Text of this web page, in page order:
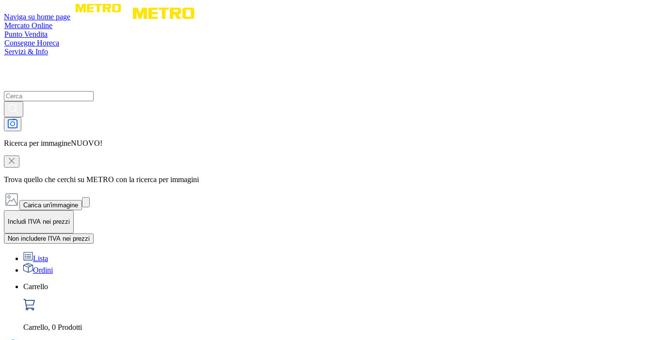
Naviga su home page
Mercato Online
Punto Vendita
Consegne Horeca
Servizi & Info
Ricerca per immagineNUOVO!
Trova quello che cerchi su METRO con la ricerca per immagini
Carica un'immagine
Includi l'IVA nei prezzi
Non includere l'IVA nei prezzi
Lista
Ordini
Carrello
Carrello, 0 Prodotti